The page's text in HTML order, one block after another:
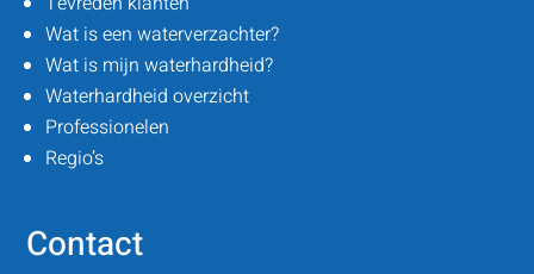
Wat is een waterverzachter?
Wat is mijn waterhardheid?
Waterhardheid overzicht
Professionelen
Regio’s
Contact